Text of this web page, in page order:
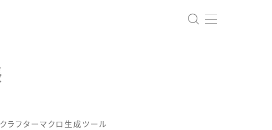
クラフターマクロ生成ツール